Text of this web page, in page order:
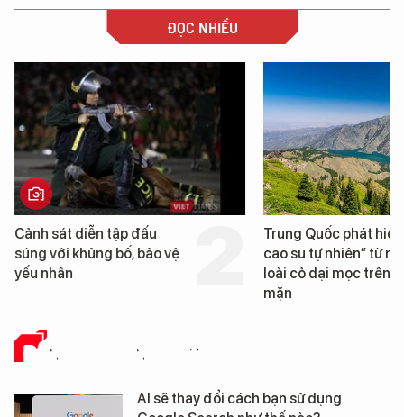
ĐỌC NHIỀU
tập đấu
bố, bảo vệ
Trung Quốc phát hiện “mỏ
cao su tự nhiên” từ một
loài cỏ dại mọc trên đất
ĐÁNH GIÁ SẢN PHẨM
AI sẽ thay đổi cách bạn sử dụng